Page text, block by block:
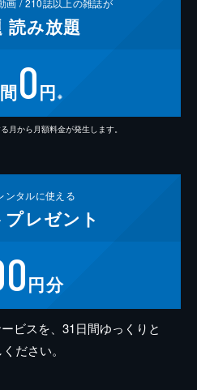
画 /210誌以上の雑誌が
読み放題
0円 ※
月から月額料金が発生します。
ンタルに使える
プレゼント
円分
ビスを、31日間ゆっくりと
ださい。